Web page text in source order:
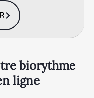
biorythme
ligne